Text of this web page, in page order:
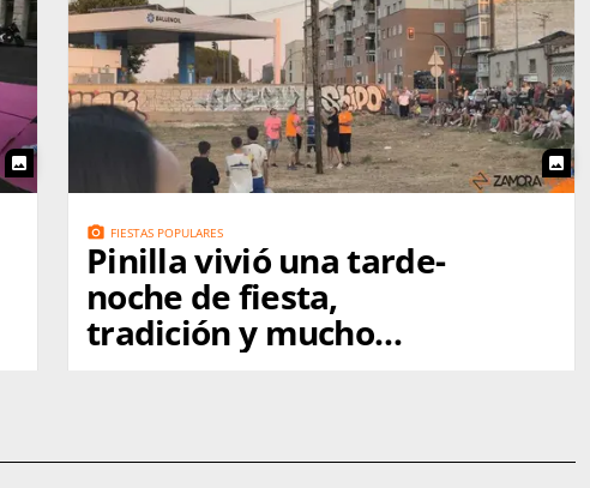
photo photo
photo_camera FIESTAS POPULARES
Pinilla vivió una tarde-
noche de fiesta,
tradición y mucho